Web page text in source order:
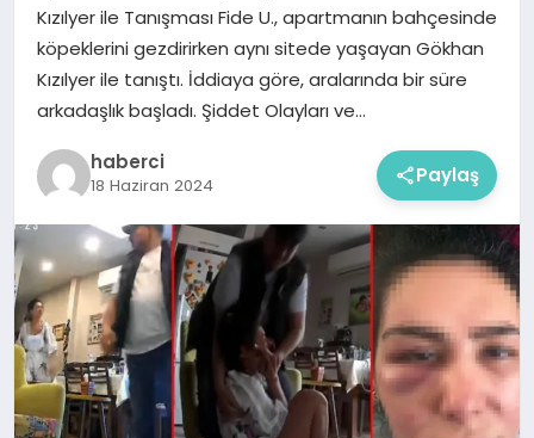
Kızılyer ile Tanışması Fide U., apartmanın bahçesinde
köpeklerini gezdirirken aynı sitede yaşayan Gökhan
Kızılyer ile tanıştı. İddiaya göre, aralarında bir süre
arkadaşlık başladı. Şiddet Olayları ve…
haberci
18 Haziran 2024 Paylaş